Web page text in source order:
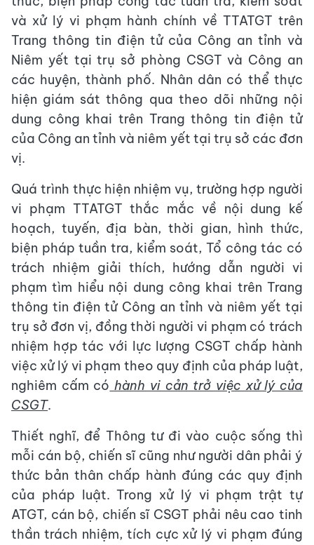
và xử lý vi phạm hành chính về TTATGT trên
Trang thông tin điện tử của Công an tỉnh và
Niêm yết tại trụ sở phòng CSGT và Công an
các huyện, thành phố. Nhân dân có thể thực
hiện giám sát thông qua theo dõi những nội
dung công khai trên Trang thông tin điện tử
của Công an tỉnh và niêm yết tại trụ sở các đơn
vị.
Quá trình thực hiện nhiệm vụ, trường hợp người
vi phạm TTATGT thắc mắc về nội dung kế
hoạch, tuyến, địa bàn, thời gian, hình thức,
biện pháp tuần tra, kiểm soát, Tổ công tác có
trách nhiệm giải thích, hướng dẫn người vi
phạm tìm hiểu nội dung công khai trên Trang
thông tin điện tử Công an tỉnh và niêm yết tại
trụ sở đơn vị, đồng thời người vi phạm có trách
nhiệm hợp tác với lực lượng CSGT chấp hành
việc xử lý vi phạm theo quy định của pháp luật,
nghiêm cấm có hành vi cản trở việc xử lý của
CSGT.
Thiết nghĩ, để Thông tư đi vào cuộc sống thì
mỗi cán bộ, chiến sĩ cũng như người dân phải ý
thức bản thân chấp hành đúng các quy định
của pháp luật. Trong xử lý vi phạm trật tự
ATGT, cán bộ, chiến sĩ CSGT phải nêu cao tinh
thần trách nhiệm, tích cực xử lý vi phạm đúng